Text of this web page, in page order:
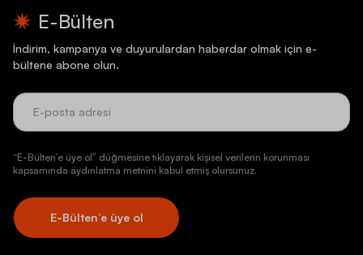
E-Bülten
İndirim, kampanya ve duyurulardan haberdar olmak için e-
bültene abone olun.
“E-Bülten’e üye ol” düğmesine tıklayarak kişisel verilerin korunması
kapsamında aydınlatma metnini kabul etmiş olursunuz.
E-Bülten’e üye ol